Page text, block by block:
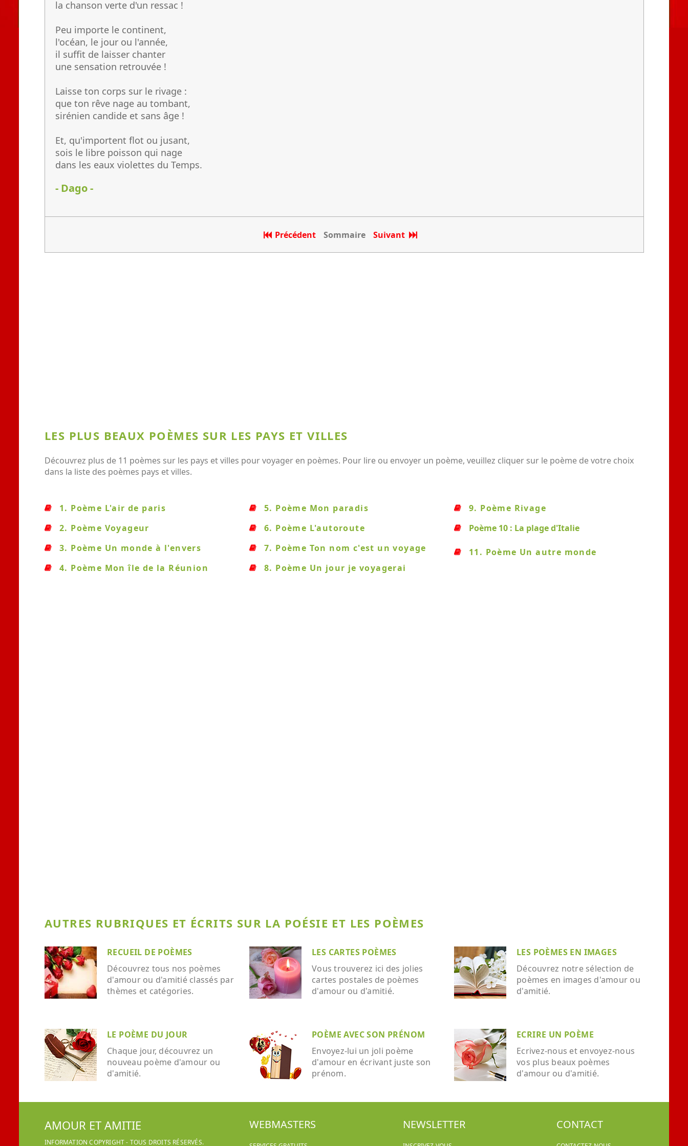
la chanson verte d'un ressac !
Peu importe le continent,
l'océan, le jour ou l'année,
il suffit de laisser chanter
une sensation retrouvée !
Laisse ton corps sur le rivage :
que ton rêve nage au tombant,
sirénien candide et sans âge !
Et, qu'importent flot ou jusant,
sois le libre poisson qui nage
dans les eaux violettes du Temps.
- Dago -
Précédent Sommaire Suivant
LES PLUS BEAUX POÈMES SUR LES PAYS ET VILLES
Découvrez plus de 11 poèmes sur les pays et villes pour voyager en poèmes. Pour lire ou envoyer un poème, veuillez cliquer sur le poème de votre choix
dans la liste des poèmes pays et villes.
1. Poème L'air de paris
2. Poème Voyageur
3. Poème Un monde à l'envers
4. Poème Mon île de la Réunion
5. Poème Mon paradis
6. Poème L'autoroute
7. Poème Ton nom c'est un voyage
8. Poème Un jour je voyagerai
9. Poème Rivage
Poème 10 : La plage d'Italie
11. Poème Un autre monde
AUTRES RUBRIQUES ET ÉCRITS SUR LA POÉSIE ET LES POÈMES
RECUEIL DE POÈMES
Découvrez tous nos poèmes
d'amour ou d'amitié classés par
thèmes et catégories.
LES CARTES POÈMES
Vous trouverez ici des jolies
cartes postales de poèmes
d'amour ou d'amitié.
LES POÈMES EN IMAGES
Découvrez notre sélection de
poèmes en images d'amour ou
d'amitié.
LE POÈME DU JOUR
Chaque jour, découvrez un
nouveau poème d'amour ou
d'amitié.
POÈME AVEC SON PRÉNOM
Envoyez-lui un joli poème
d'amour en écrivant juste son
prénom.
ECRIRE UN POÈME
Ecrivez-nous et envoyez-nous
vos plus beaux poèmes
d'amour ou d'amitié.
AMOUR ET AMITIE
INFORMATION COPYRIGHT - TOUS DROITS RÉSERVÉS.
WEBMASTERS NEWSLETTER CONTACT